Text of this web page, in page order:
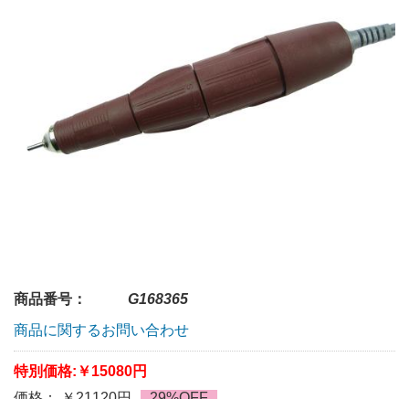
商品番号：
G168365
商品に関するお問い合わせ
特別価格: ￥15080円